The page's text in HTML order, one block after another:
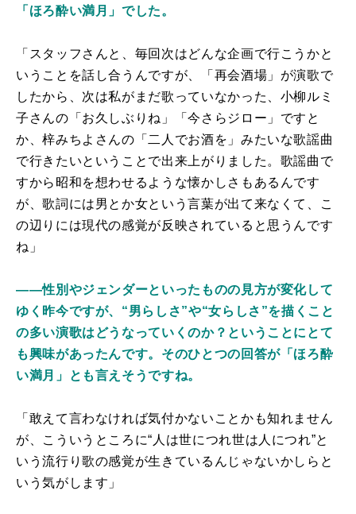
「ほろ酔い満月」でした。
「スタッフさんと、毎回次はどんな企画で行こうかと
いうことを話し合うんですが、「再会酒場」が演歌で
したから、次は私がまだ歌っていなかった、小柳ルミ
子さんの「お久しぶりね」「今さらジロー」ですと
か、梓みちよさんの「二人でお酒を」みたいな歌謡曲
で行きたいということで出来上がりました。歌謡曲で
すから昭和を想わせるような懐かしさもあるんです
が、歌詞には男とか女という言葉が出て来なくて、こ
の辺りには現代の感覚が反映されていると思うんです
ね」
――性別やジェンダーといったものの見方が変化して
ゆく昨今ですが、“男らしさ”や“女らしさ”を描くこと
の多い演歌はどうなっていくのか？ということにとて
も興味があったんです。そのひとつの回答が「ほろ酔
い満月」とも言えそうですね。
「敢えて言わなければ気付かないことかも知れません
が、こういうところに“人は世につれ世は人につれ”と
いう流行り歌の感覚が生きているんじゃないかしらと
いう気がします」